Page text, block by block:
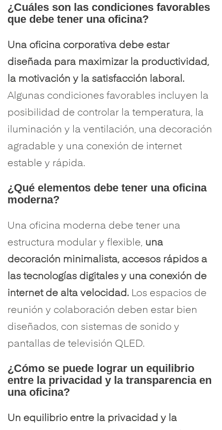
¿Cuáles son las condiciones favorables
que debe tener una oficina?
Una oficina corporativa debe estar
diseñada para maximizar la productividad,
la motivación y la satisfacción laboral.
Algunas condiciones favorables incluyen la
posibilidad de controlar la temperatura, la
iluminación y la ventilación, una decoración
agradable y una conexión de internet
estable y rápida.
¿Qué elementos debe tener una oficina
moderna?
Una oficina moderna debe tener una
estructura modular y flexible, una
decoración minimalista, accesos rápidos a
las tecnologías digitales y una conexión de
internet de alta velocidad. Los espacios de
reunión y colaboración deben estar bien
diseñados, con sistemas de sonido y
pantallas de televisión QLED.
¿Cómo se puede lograr un equilibrio
entre la privacidad y la transparencia en
una oficina?
Un equilibrio entre la privacidad y la